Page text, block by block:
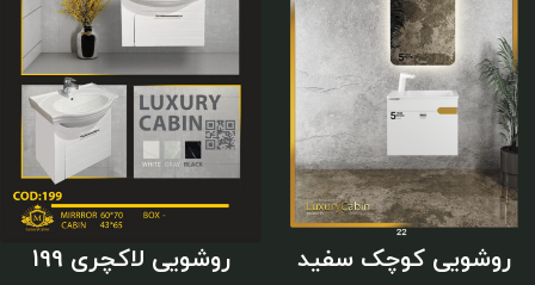
روشویی کوچک سفید
روشویی لاکچری 199